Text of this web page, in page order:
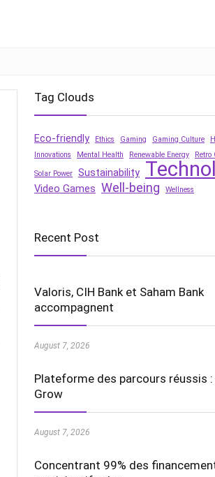
Tag Clouds
Eco-friendly Ethics Gaming Gaming Culture
Innovations
Mental Health Renewable Energy Retro
Solar Power Sustainability
Video Games Well-being Wellness
Recent Post
Valoris, CIH Bank et Saham Bank
accompagnent
August 7, 2026
Plateforme des parcours réussis
Grow
August 7, 2026
Concentrant 99% des